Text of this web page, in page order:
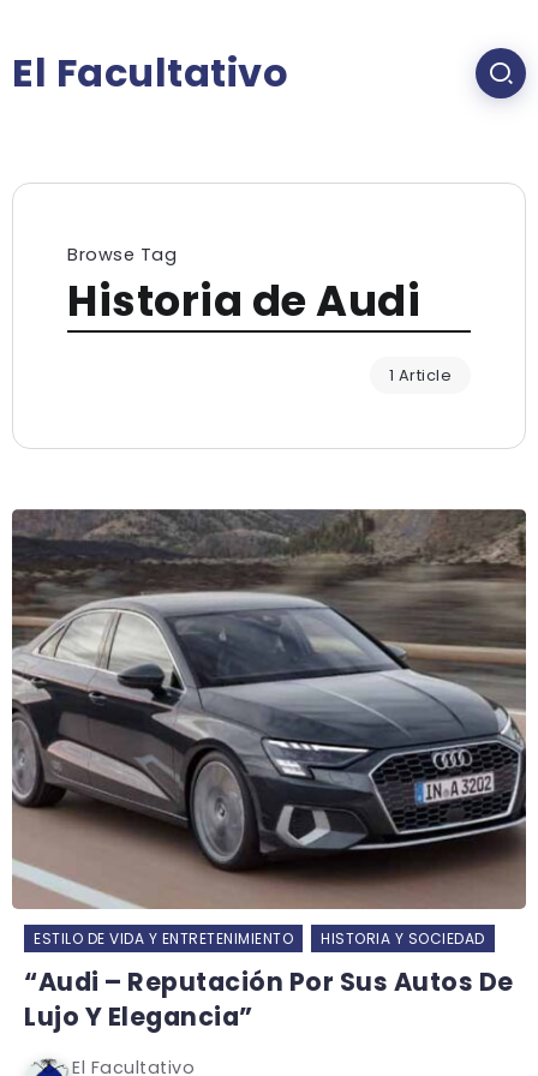
El Facultativo
Browse Tag
Historia de Audi
1 Article
ESTILO DE VIDA Y ENTRETENIMIENTO HISTORIA Y SOCIEDAD
“Audi – Reputación Por Sus Autos De
Lujo Y Elegancia”
El Facultativo